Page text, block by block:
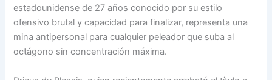
estadounidense de 27 años conocido por su estilo
ofensivo brutal y capacidad para finalizar, representa una
mina antipersonal para cualquier peleador que suba al
octágono sin concentración máxima.